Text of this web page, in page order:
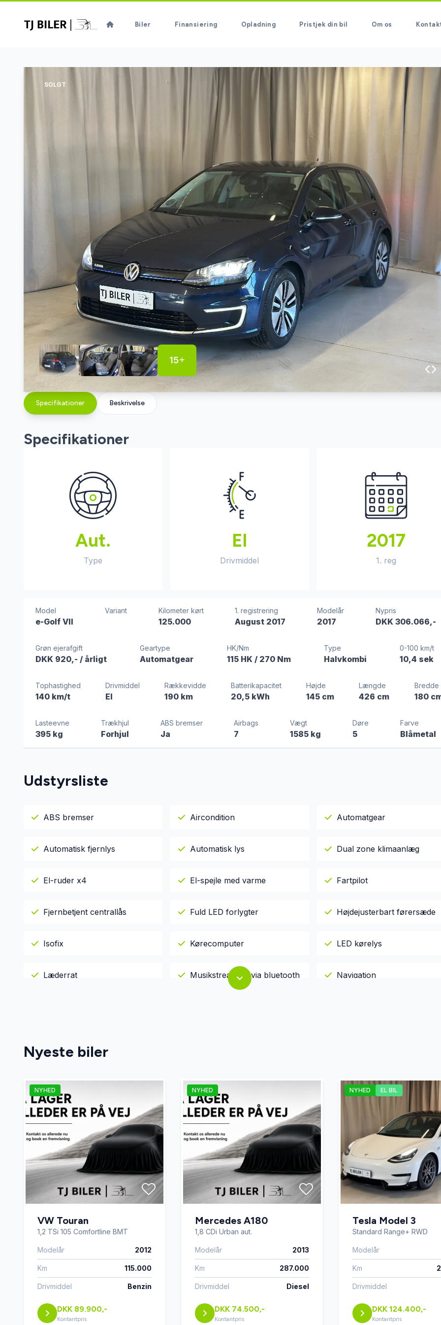
Biler Finansiering Opladning Pristjek din bil Om os
SOLGT
15
Specifikationer Beskrivelse
Specifikationer
Aut.
Type
El
Drivmiddel
2017
1. reg
Model
e-Golf VII
Variant Kilometer kørt
125.000
1. registrering
August 2017
Modelår
2017
Nypris
DKK 306.066,-
Grøn ejerafgift
DKK 920,- / årligt
Geartype
Automatgear
HK/Nm
115 HK / 270 Nm
Type
Halvkombi
0-100 km/t
10,4 sek
Tophastighed
140 km/t
Drivmiddel
El
Rækkevidde
190 km
Batterikapacitet
20,5 kWh
Højde
145 cm
Længde
426 cm
Bredde
180
Lasteevne
395 kg
Trækhjul
Forhjul
ABS bremser
Ja
Airbags
7
Vægt
1585 kg
Døre
5
Farve
Blåmetal
Udstyrsliste
ABS bremser Aircondition Automatgear
Automatisk fjernlys Automatisk lys Dual zone klimaanlæg
El-ruder x4 El-spejle med varme Fartpilot
Fjernbetjent centrallås Fuld LED forlygter Højdejusterbart førersæde
Isofix Kørecomputer LED kørelys
Læderrat Musikstreaming via bluetooth Navigation
Nyeste biler
NYHED
VW Touran
1,2 TSi 105 Comfortline BMT
Modelår 2012
Km 115.000
Drivmiddel Benzin
DKK 89.900,-
Kontantpris
NYHED
Mercedes A180
1,8 CDi Urban aut.
Modelår 2013
Km 287.000
Drivmiddel Diesel
DKK 74.500,-
Kontantpris
NYHED EL BIL
Tesla Model 3
Standard Range+ RWD
Modelår
Km
Drivmiddel
DKK 124.400,-
Kontantpris